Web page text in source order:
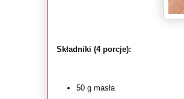
Składniki (4 porcje):
50 g masła